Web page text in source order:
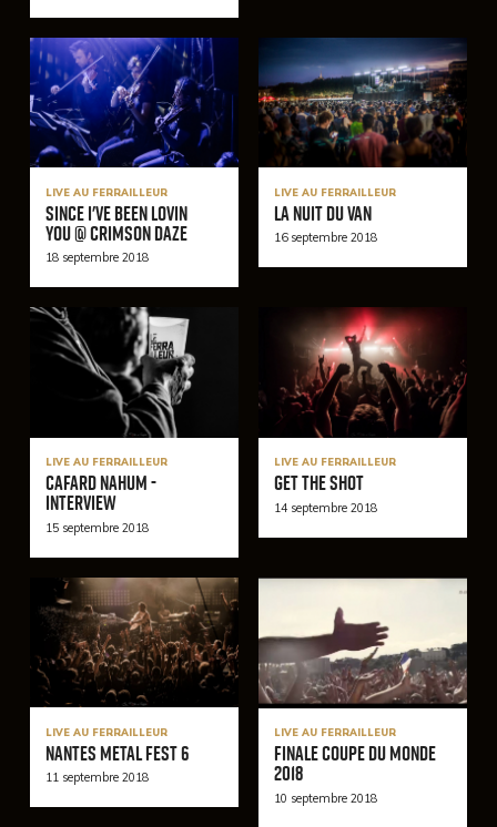
LIVE AU FERRAILLEUR
Since I've Been Lovin
You @ Crimson Daze
18 septembre 2018
LIVE AU FERRAILLEUR
La Nuit du VAN
16 septembre 2018
LIVE AU FERRAILLEUR
Cafard Nahum -
Interview
15 septembre 2018
LIVE AU FERRAILLEUR
Get the shot
14 septembre 2018
LIVE AU FERRAILLEUR
Nantes Metal Fest 6
11 septembre 2018
LIVE AU FERRAILLEUR
Finale coupe du monde
2018
10 septembre 2018